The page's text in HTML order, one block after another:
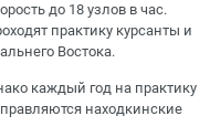
до 18 узлов в час.
практику курсанты и
Востока.
каждый год на практику
находкинские